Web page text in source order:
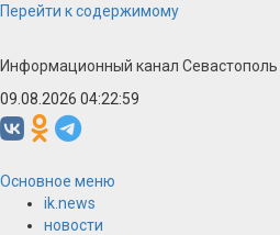
Перейти к содержимому
Информационный канал Севастополь
09.08.2026 04:23:00
Основное меню
ik.news
новости